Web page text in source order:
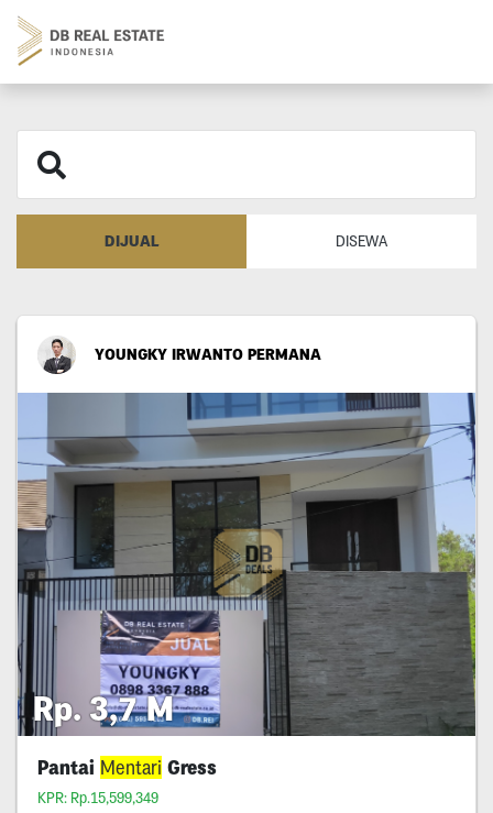
DIJUAL DISEWA
YOUNGKY IRWANTO PERMANA
Rp. 3,7 M
Pantai Mentari Gress
KPR: Rp.15,599,349